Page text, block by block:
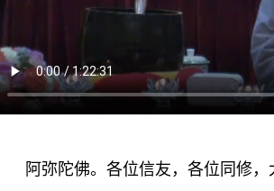
阿弥陀佛。各位信友，各位同修，